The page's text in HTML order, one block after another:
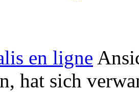
en ligne
hat sich